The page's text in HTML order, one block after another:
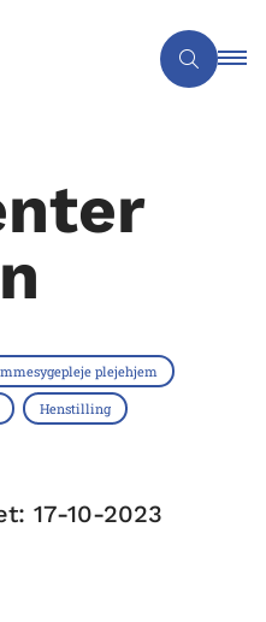
plejehjem
Henstilling
17-10-2023